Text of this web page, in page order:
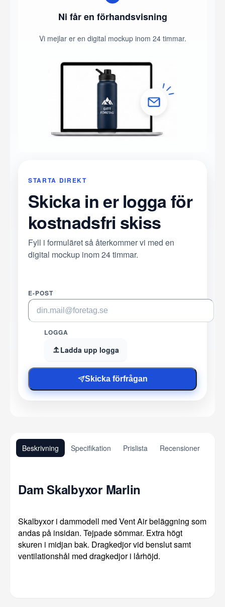
Ni får en förhandsvisning
Vi mejlar er en digital mockup inom 24 timmar.
STARTA DIREKT
Skicka in er logga för
kostnadsfri skiss
Fyll i formuläret så återkommer vi med en
digital mockup inom 24 timmar.
E-POST
LOGGA
Ladda upp logga
Skicka förfrågan
Beskrivning Specifikation Prislista Recensioner
Dam Skalbyxor Marlin
Skalbyxor i dammodell med Vent Air beläggning som
andas på insidan. Tejpade sömmar. Extra högt
skuren i midjan bak. Dragkedjor vid benslut samt
ventilationshål med dragkedjor i lårhöjd.